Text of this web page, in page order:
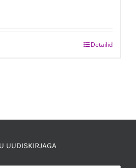
Detailid
UUDISKIRJAGA